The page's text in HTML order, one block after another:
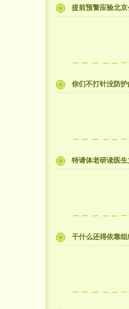
提前预警应验北
你们不打针没防
特请体老研读医
干什么还得依靠